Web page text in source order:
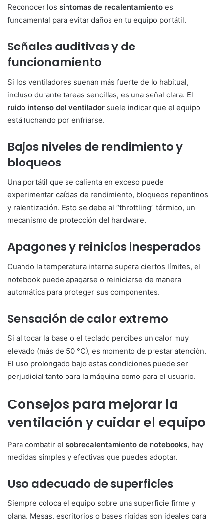
Reconocer los síntomas de recalentamiento es
fundamental para evitar daños en tu equipo portátil.
Señales auditivas y de
funcionamiento
Si los ventiladores suenan más fuerte de lo habitual,
incluso durante tareas sencillas, es una señal clara. El
ruido intenso del ventilador suele indicar que el equipo
está luchando por enfriarse.
Bajos niveles de rendimiento y
bloqueos
Una portátil que se calienta en exceso puede
experimentar caídas de rendimiento, bloqueos repentinos
y ralentización. Esto se debe al “throttling” térmico, un
mecanismo de protección del hardware.
Apagones y reinicios inesperados
Cuando la temperatura interna supera ciertos límites, el
notebook puede apagarse o reiniciarse de manera
automática para proteger sus componentes.
Sensación de calor extremo
Si al tocar la base o el teclado percibes un calor muy
elevado (más de 50 °C), es momento de prestar atención.
El uso prolongado bajo estas condiciones puede ser
perjudicial tanto para la máquina como para el usuario.
Consejos para mejorar la
ventilación y cuidar el equipo
Para combatir el sobrecalentamiento de notebooks, hay
medidas simples y efectivas que puedes adoptar.
Uso adecuado de superficies
Siempre coloca el equipo sobre una superficie firme y
plana. Mesas, escritorios o bases rígidas son ideales para